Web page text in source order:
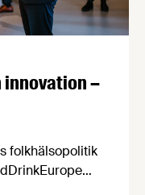
–
folkhälsopolitik